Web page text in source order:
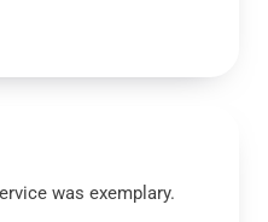
was exemplary.